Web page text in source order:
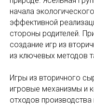
начала
эффективной
стороны родителей.
создание игр из
из ключевых методов
Игры из вторичного
игровые механизмы и
отходов